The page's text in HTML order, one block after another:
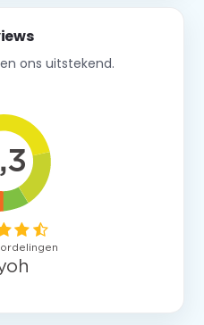
ons uitstekend.